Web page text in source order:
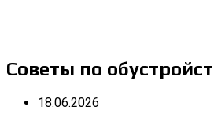
Советы по
18.06.2026